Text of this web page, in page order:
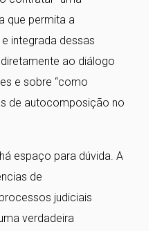
que permita a
integrada dessas
ao diálogo
e sobre “como
de autocomposição no
espaço para dúvida. A
de
judiciais
verdadeira